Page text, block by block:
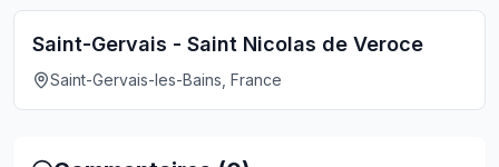
Saint-Gervais - Saint Nicolas de Veroce
Saint-Gervais-les-Bains, France